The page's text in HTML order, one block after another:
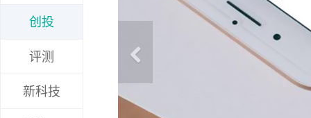
创投
评测
新科技